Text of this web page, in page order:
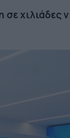
σε χιλιάδες